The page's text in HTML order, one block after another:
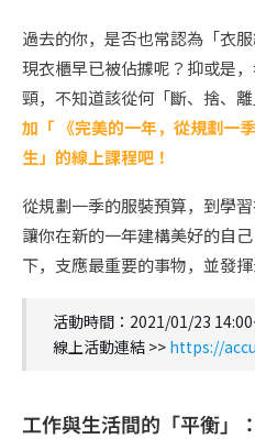
過去的你，是否也常認為「衣
現衣櫃早已被佔據呢？抑或是
頸，不知道該從何「斷、捨、離
加「 《完美的一年，從規劃一
生」的線上課程吧！
從規劃一季的服裝預算，到學
讓你在新的一年建構美好的自
下，支應最重要的事物，並發揮
活動時間：2021/01/23
線上活動連結 >> https://
工作與生活間的「平衡」